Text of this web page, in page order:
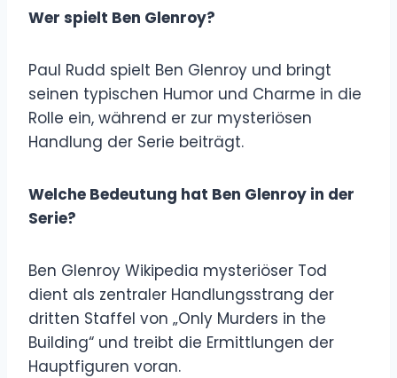
Wer spielt Ben Glenroy?
Paul Rudd spielt Ben Glenroy und bringt
seinen typischen Humor und Charme in die
Rolle ein, während er zur mysteriösen
Handlung der Serie beiträgt.
Welche Bedeutung hat Ben Glenroy in der
Serie?
Ben Glenroy Wikipedia mysteriöser Tod
dient als zentraler Handlungsstrang der
dritten Staffel von „Only Murders in the
Building“ und treibt die Ermittlungen der
Hauptfiguren voran.